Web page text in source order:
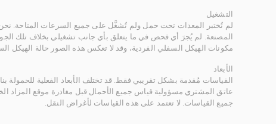
التشغيل
لم تُختبر المعدات تحت حمل ولم تُشغَّل على جميع السرعات المتاحة.
المصنعة. لم يُجرَ أي فحص في ما يتعلق بأي جانب تشغيلي بخلاف تلك
مكونات الهيكل السفلي الفردية، وقد لا تعكس هذه الصور حالة الهيكل
الأبعاد
القياسات مُقدمة بشكل تقريبي فقط. قد تختلف الأبعاد الفعلية للحمولة
عاتق المشتري مسؤولية قياس جميع الأحمال قبل مغادرة موقع المزاد
جميع القياسات. لا تعتمد على هذه القياسات لأغراض النقل.